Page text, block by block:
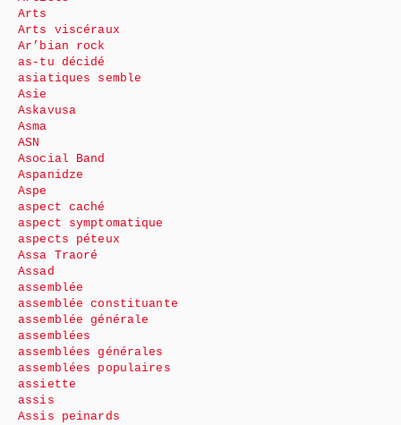
Arts
Arts viscéraux
Ar’bian rock
as-tu décidé
asiatiques semble
Asie
Askavusa
Asma
ASN
Asocial Band
Aspanidze
Aspe
aspect caché
aspect symptomatique
aspects péteux
Assa Traoré
Assad
assemblée
assemblée constituante
assemblée générale
assemblées
assemblées générales
assemblées populaires
assiette
assis
Assis peinards